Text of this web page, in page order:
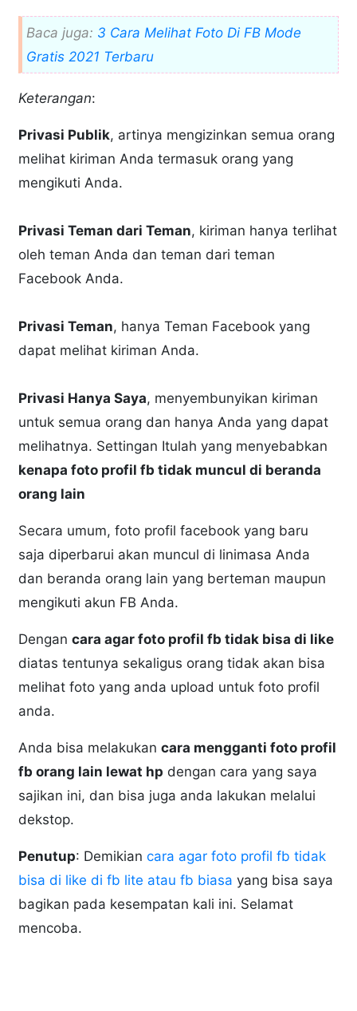
Baca juga: 3 Cara Melihat Foto Di FB Mode
Gratis 2021 Terbaru
Keterangan:
Privasi Publik, artinya mengizinkan semua orang
melihat kiriman Anda termasuk orang yang
mengikuti Anda.
Privasi Teman dari Teman, kiriman hanya terlihat
oleh teman Anda dan teman dari teman
Facebook Anda.
Privasi Teman, hanya Teman Facebook yang
dapat melihat kiriman Anda.
Privasi Hanya Saya, menyembunyikan kiriman
untuk semua orang dan hanya Anda yang dapat
melihatnya. Settingan Itulah yang menyebabkan
kenapa foto profil fb tidak muncul di beranda
orang lain
Secara umum, foto profil facebook yang baru
saja diperbarui akan muncul di linimasa Anda
dan beranda orang lain yang berteman maupun
mengikuti akun FB Anda.
Dengancara agar foto profil fb tidak bisa di like
diatas tentunya sekaligus orang tidak akan bisa
melihat foto yang anda upload untuk foto profil
anda.
Anda bisa melakukancara mengganti foto profil
fb orang lain lewat hp dengan cara yang saya
sajikan ini, dan bisa juga anda lakukan melalui
dekstop.
Penutup: Demikiancara agar foto profil fb tidak
bisa di like di fb lite atau fb biasa yang bisa saya
bagikan pada kesempatan kali ini. Selamat
mencoba.